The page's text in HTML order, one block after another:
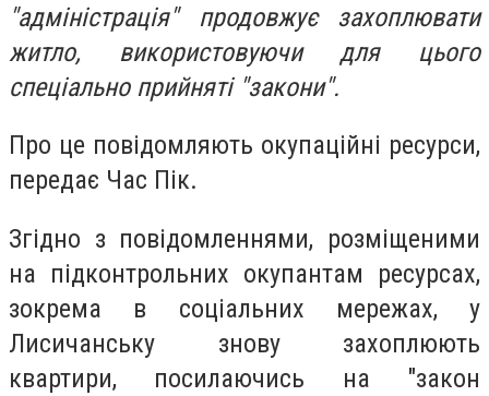
"адміністрація" продовжує захоплювати
житло, використовуючи для цього
спеціально прийняті "закони".
Про це повідомляють окупаційні ресурси,
передає Час Пік.
Згідно з повідомленнями, розміщеними
на підконтрольних окупантам ресурсах,
зокрема в соціальних мережах, у
Лисичанську знову захоплюють
квартири, посилаючись на "закон